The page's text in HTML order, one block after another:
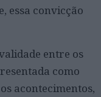
essa convicção
entre os
como
acontecimentos,